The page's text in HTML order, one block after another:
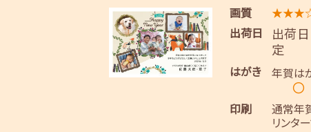
画質
出荷日
出荷
定
はがき 年賀は
〇
印刷
通常年
リンタ